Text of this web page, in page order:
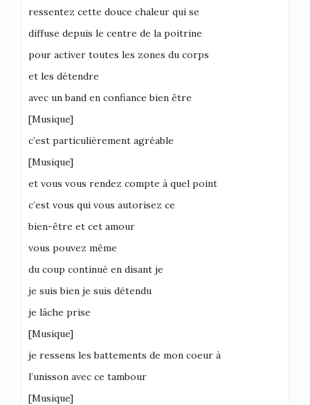
ressentez cette douce chaleur qui se
diffuse depuis le centre de la poitrine
pour activer toutes les zones du corps
et les détendre
avec un band en confiance bien être
[Musique]
c’est particulièrement agréable
[Musique]
et vous vous rendez compte à quel point
c’est vous qui vous autorisez ce
bien-être et cet amour
vous pouvez même
du coup continué en disant je
je suis bien je suis détendu
je lâche prise
[Musique]
je ressens les battements de mon coeur à
l’unisson avec ce tambour
[Musique]